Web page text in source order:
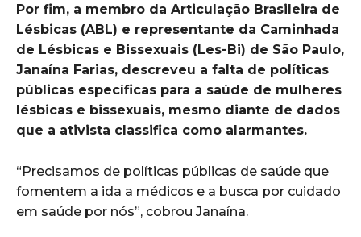
Por fim, a membro da Articulação Brasileira de
Lésbicas (ABL) e representante da Caminhada
de Lésbicas e Bissexuais (Les-Bi) de São Paulo,
Janaína Farias, descreveu a falta de políticas
públicas específicas para a saúde de mulheres
lésbicas e bissexuais, mesmo diante de dados
que a ativista classifica como alarmantes.
“Precisamos de políticas públicas de saúde que
fomentem a ida a médicos e a busca por cuidado
em saúde por nós”, cobrou Janaína.